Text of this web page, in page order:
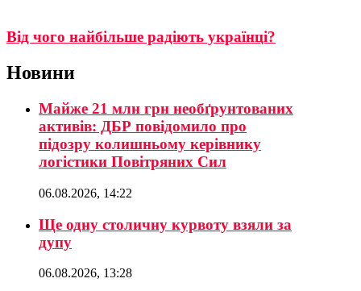
Від чого найбільше радіють українці?
Новини
Майже 21 млн грн необґрунтованих
активів: ДБР повідомило про
підозру колишньому керівнику
логістики Повітряних Сил
06.08.2026, 14:22
Ще одну столичну курвоту взяли за
дупу
06.08.2026, 13:28